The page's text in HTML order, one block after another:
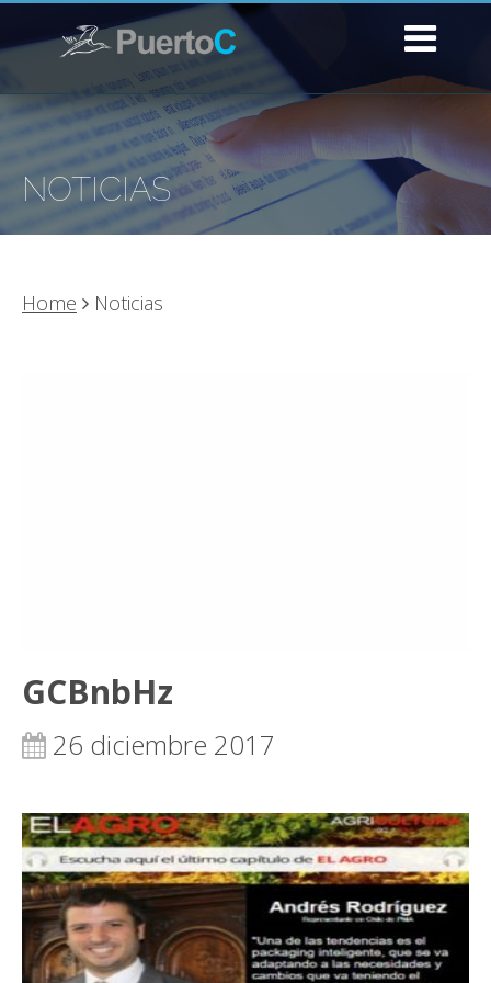
NOTICIAS
Home Noticias
GCBnbHz
26 diciembre 2017